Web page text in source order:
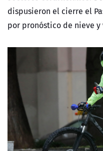
dispusieron el cierre el
por pronóstico de nieve